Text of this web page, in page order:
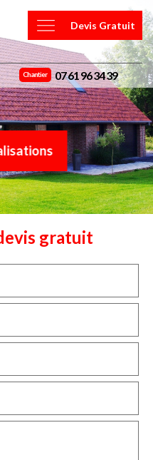
Devis Gratuit
Chantier 07 61 96 34 39
gratuit